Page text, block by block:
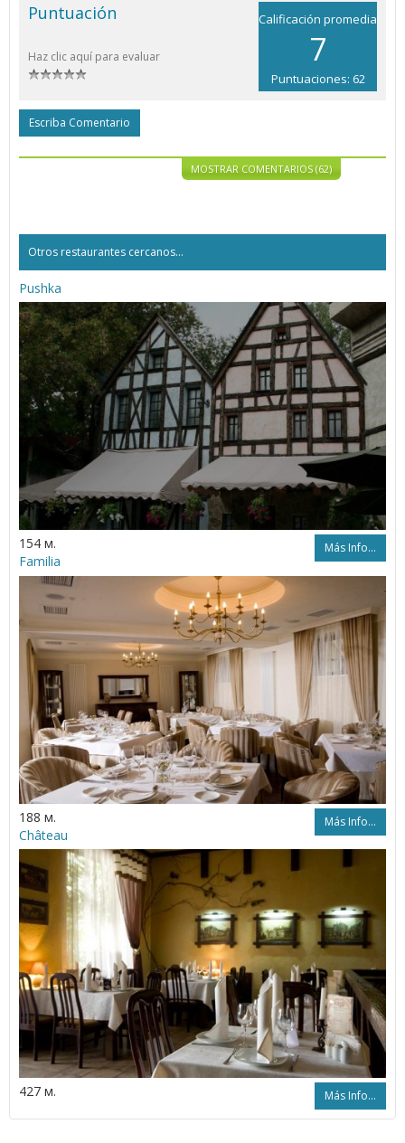
Calificación promedia
7
Puntuaciones: 62
Puntuación
Haz clic aquí para evaluar
Escriba Comentario
MOSTRAR COMENTARIOS (62)
Otros restaurantes cercanos...
Pushka
154 м. Más Info...
Familia
188 м. Más Info...
Château
427 м. Más Info...